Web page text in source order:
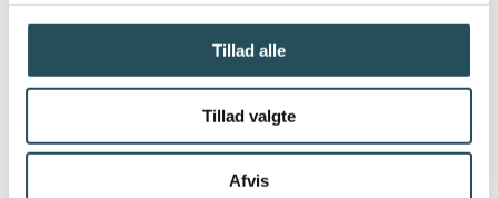
Tillad alle
Tillad valgte
Afvis